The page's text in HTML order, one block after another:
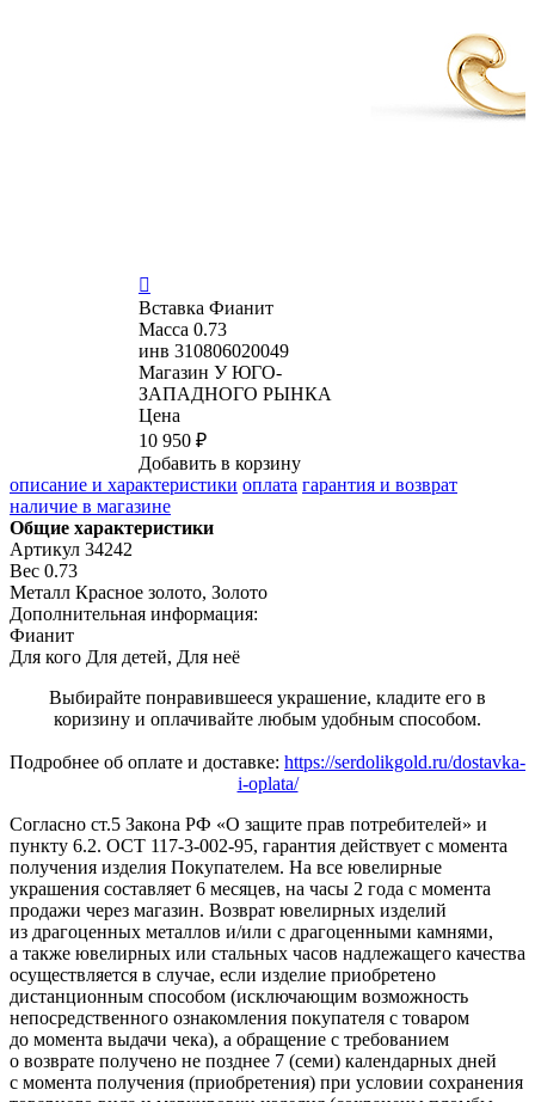

Вставка Фианит
Масса 0.73
инв 310806020049
Магазин У ЮГО-
ЗАПАДНОГО РЫНКА
Цена
10 950 ₽
Добавить в корзину
описание и характеристики оплата гарантия и возврат
наличие в магазине
Общие характеристики
Артикул 34242
Вес 0.73
Металл Красное золото, Золото
Дополнительная информация:
Фианит
Для кого Для детей, Для неё
Выбирайте понравившееся украшение, кладите его в
коризину и оплачивайте любым удобным способом.
Подробнее об оплате и доставке: https://serdolikgold.ru/dostavka-
i-oplata/
Согласно ст.5 Закона РФ «О защите прав потребителей» и
пункту 6.2. ОСТ 117-3-002-95, гарантия действует с момента
получения изделия Покупателем. На все ювелирные
украшения составляет 6 месяцев, на часы 2 года с момента
продажи через магазин. Возврат ювелирных изделий
из драгоценных металлов и/или с драгоценными камнями,
а также ювелирных или стальных часов надлежащего качества
осуществляется в случае, если изделие приобретено
дистанционным способом (исключающим возможность
непосредственного ознакомления покупателя с товаром
до момента выдачи чека), а обращение с требованием
о возврате получено не позднее 7 (семи) календарных дней
с момента получения (приобретения) при условии сохранения